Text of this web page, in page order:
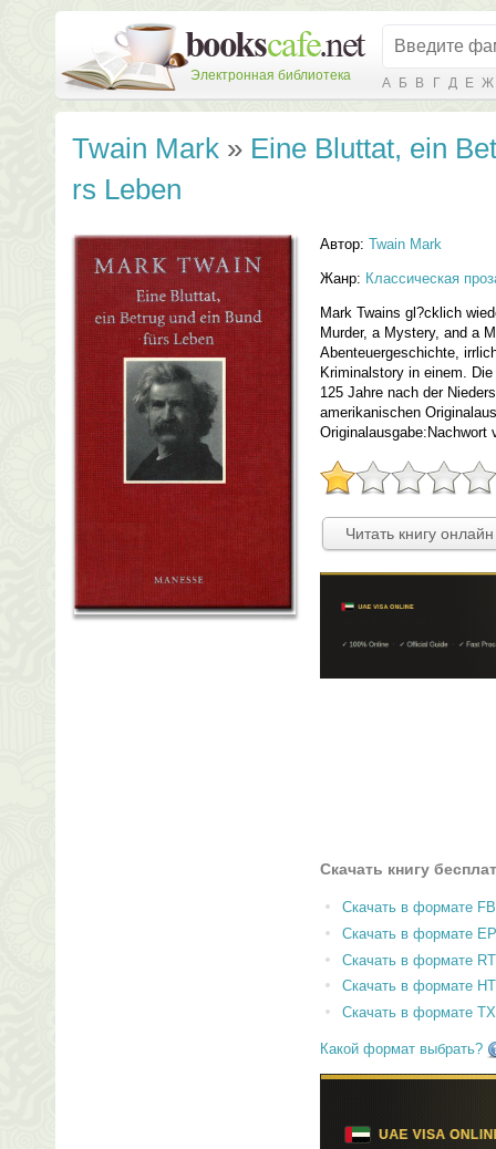
Электронная библиотека А Б В Г Д Е Ж
Twain Mark » Eine Bluttat, ein
rs Leben
Автор: Twain Mark
Жанр: Классическая
Mark Twains gl?cklich
Murder, a Mystery, and a
Abenteuergeschichte,
Kriminalstory in einem.
125 Jahre nach der
amerikanischen
Originalausgabe:Nachwort
Читать книгу
Скачать книгу
Скачать в формате
Скачать в формате
Скачать в формате
Скачать в формате
Скачать в формате
Какой формат выбрать?